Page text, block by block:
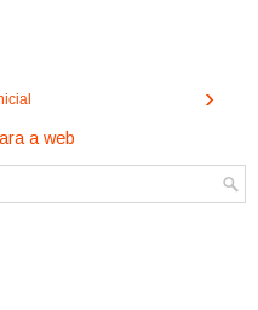
›
a web